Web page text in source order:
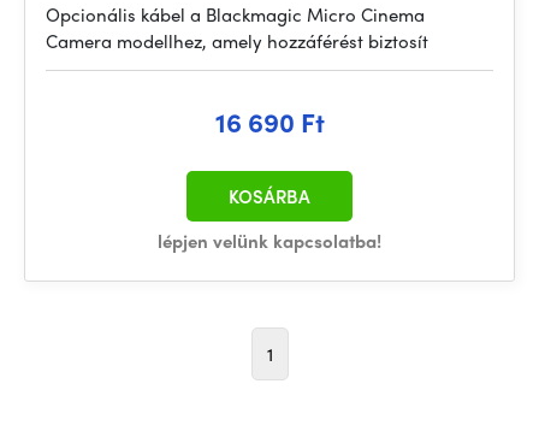
Opcionális kábel a Blackmagic Micro Cinema
Camera modellhez, amely hozzáférést biztosít
16 690 Ft
lépjen velünk kapcsolatba!
KOSÁRBA
1